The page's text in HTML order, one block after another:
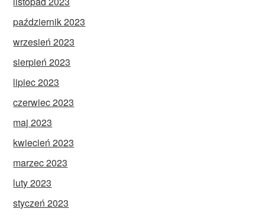
październik 2023
wrzesień 2023
sierpień 2023
lipiec 2023
czerwiec 2023
maj 2023
kwiecień 2023
marzec 2023
luty 2023
styczeń 2023